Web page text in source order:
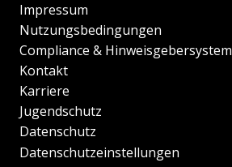
Impressum
Nutzungsbedingungen
Compliance & Hinweisgebersystem
Kontakt
Karriere
Jugendschutz
Datenschutz
Datenschutzeinstellungen